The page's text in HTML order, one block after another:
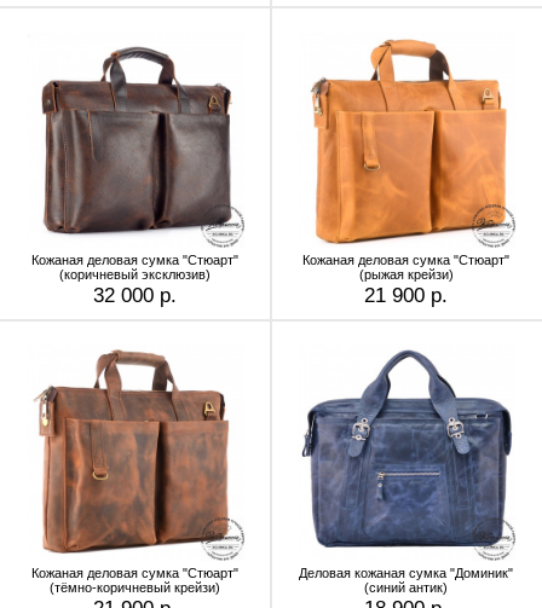
Кожаная деловая сумка "Стюарт"
(коричневый эксклюзив)
32 000 р.
Кожаная деловая сумка "Стюарт"
(рыжая крейзи)
21 900 р.
Кожаная деловая сумка "Стюарт"
(тёмно-коричневый крейзи)
Деловая кожаная сумка "Доминик"
(синий антик)